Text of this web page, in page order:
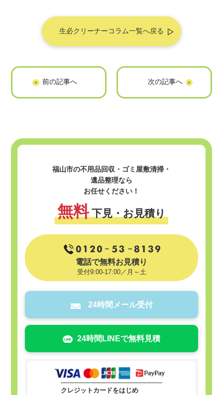
生必クリーナーコラム一覧へ戻る
福山市での座椅子
福山市での一斗缶
福山市の不用品回収・ゴミ屋敷清掃・
遺品整理なら
お任せください！
無料 下見・お見積り
電話で無料お見積り
受付9:00-17:00／月～土
24時間メール受付
24時間LINEで無料見積
クレジットカードをはじめ